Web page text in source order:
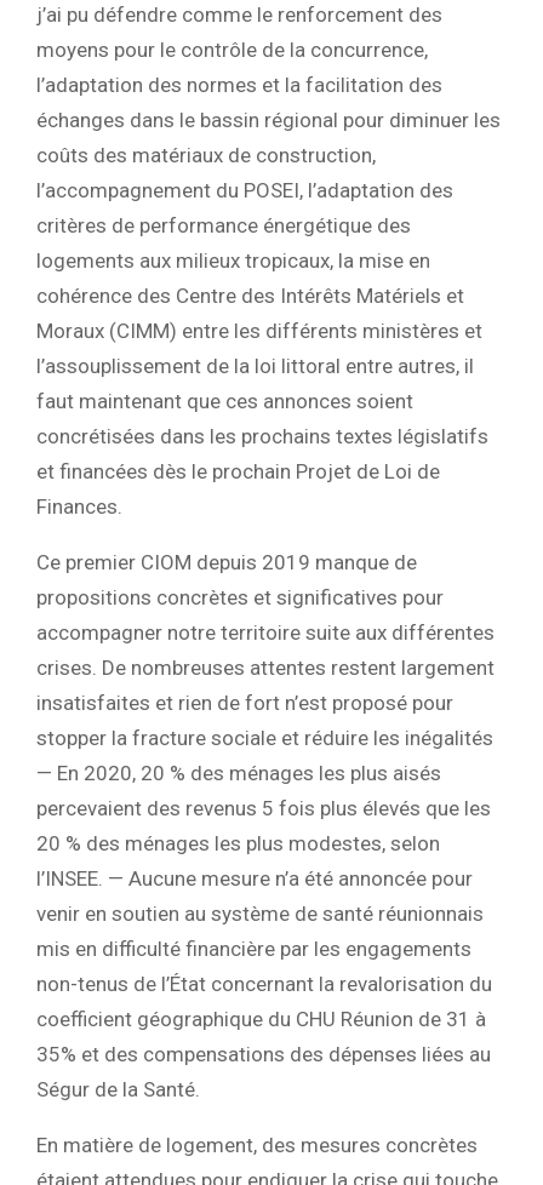
j’ai pu défendre comme le renforcement des
moyens pour le contrôle de la concurrence,
l’adaptation des normes et la facilitation des
échanges dans le bassin régional pour diminuer les
coûts des matériaux de construction,
l’accompagnement du POSEI, l’adaptation des
critères de performance énergétique des
logements aux milieux tropicaux, la mise en
cohérence des Centre des Intérêts Matériels et
Moraux (CIMM) entre les différents ministères et
l’assouplissement de la loi littoral entre autres, il
faut maintenant que ces annonces soient
concrétisées dans les prochains textes législatifs
et financées dès le prochain Projet de Loi de
Finances.
Ce premier CIOM depuis 2019 manque de
propositions concrètes et significatives pour
accompagner notre territoire suite aux différentes
crises. De nombreuses attentes restent largement
insatisfaites et rien de fort n’est proposé pour
stopper la fracture sociale et réduire les inégalités
— En 2020, 20 % des ménages les plus aisés
percevaient des revenus 5 fois plus élevés que les
20 % des ménages les plus modestes, selon
l’INSEE. — Aucune mesure n’a été annoncée pour
venir en soutien au système de santé réunionnais
mis en difficulté financière par les engagements
non-tenus de l’État concernant la revalorisation du
coefficient géographique du CHU Réunion de 31 à
35% et des compensations des dépenses liées au
Ségur de la Santé.
En matière de logement, des mesures concrètes
étaient attendues pour endiguer la crise qui touche